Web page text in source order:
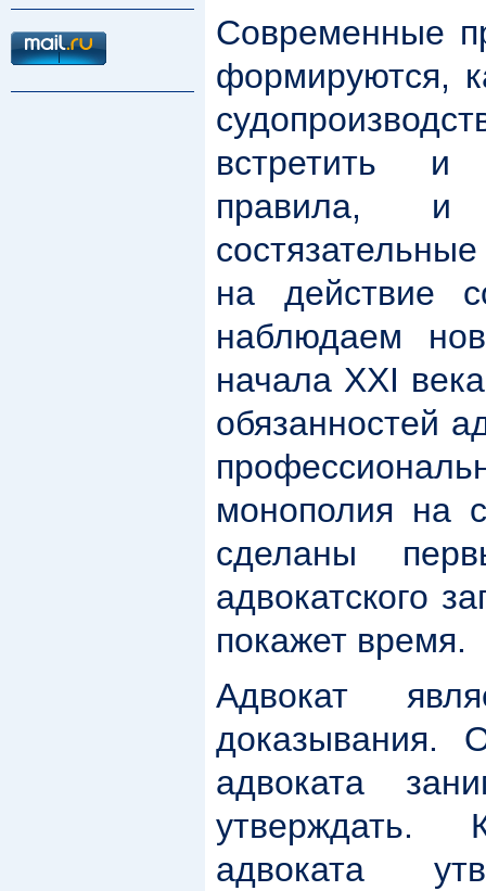
Современные
формируются,
встретить и
правила, и
на действие
наблюдаем
начала ХХI
обязанностей
монополия на
сделаны
адвокатского
покажет время.
Адвокат
доказывания.
адвоката
утверждать.
адвоката